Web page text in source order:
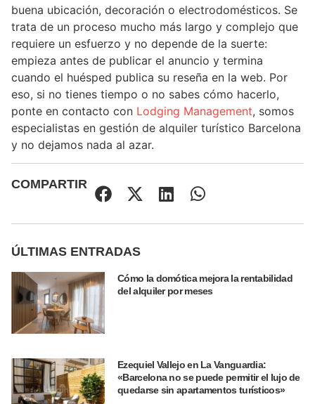
buena ubicación, decoración o electrodomésticos. Se
trata de un proceso mucho más largo y complejo que
requiere un esfuerzo y no depende de la suerte:
empieza antes de publicar el anuncio y termina
cuando el huésped publica su reseña en la web. Por
eso, si no tienes tiempo o no sabes cómo hacerlo,
ponte en contacto con Lodging Management, somos
especialistas en gestión de alquiler turístico Barcelona
y no dejamos nada al azar.
COMPARTIR
ÚLTIMAS ENTRADAS
Cómo la domótica mejora la rentabilidad
del alquiler por meses
Ezequiel Vallejo en La Vanguardia:
«Barcelona no se puede permitir el lujo de
quedarse sin apartamentos turísticos»